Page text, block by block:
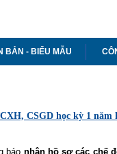
BẢN - BIỂU MẪU
CSGD học kỳ 1 năm
báo nhận hồ sơ các chế